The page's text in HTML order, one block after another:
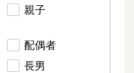
親子
配偶者
長男